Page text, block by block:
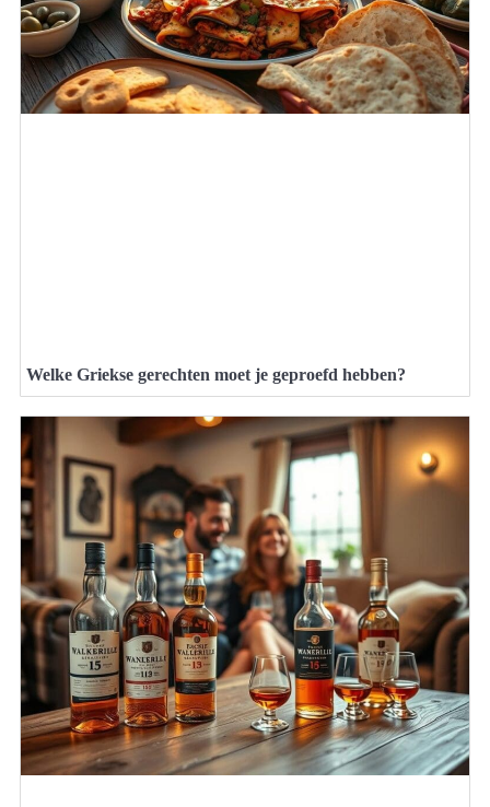
Welke Griekse gerechten moet je geproefd hebben?